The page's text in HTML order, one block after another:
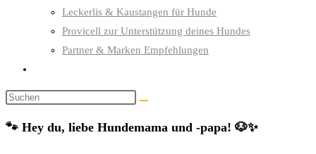
Leckerlis & Kaustangen für Hunde
Provicell zur Unterstützung deines Hundes
Partner & Marken Empfehlungen
umschalten
Diese
durchsuchen
🐾 Hey du, liebe Hundemama und -papa! 🐶✨